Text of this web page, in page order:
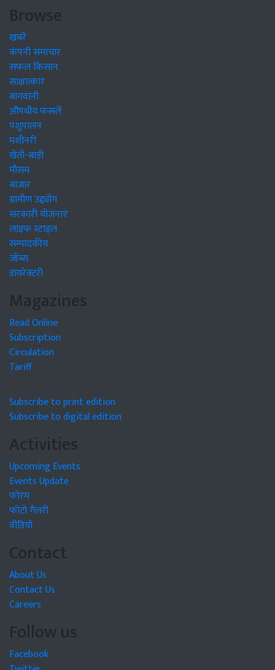
Browse
खबरें
कंपनी समाचार
सफल किसान
साक्षात्कार
बागवानी
औषधीय फसलें
पशुपालन
मशीनरी
खेती-बाड़ी
मौसम
बाजार
ग्रामीण उद्द्योग
सरकारी योजनाएं
लाइफ स्टाइल
सम्पादकीय
जॉब्स
डायरेक्टरी
Magazines
Read Online
Subscription
Circulation
Tariff
Subscribe to print edition
Subscribe to digital edition
Activities
Upcoming Events
Events Update
फोरम
फोटो गैलरी
वीडियो
Contact
About Us
Contact Us
Careers
Follow us
Facebook